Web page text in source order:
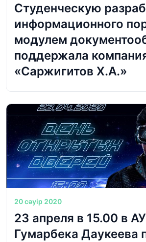
Студенческую
информационного
модулем
поддержала
«Саржигитов Х.А.»
20 сәуір 2020
23 апреля в 15.00 в
Гумарбека Даукеева